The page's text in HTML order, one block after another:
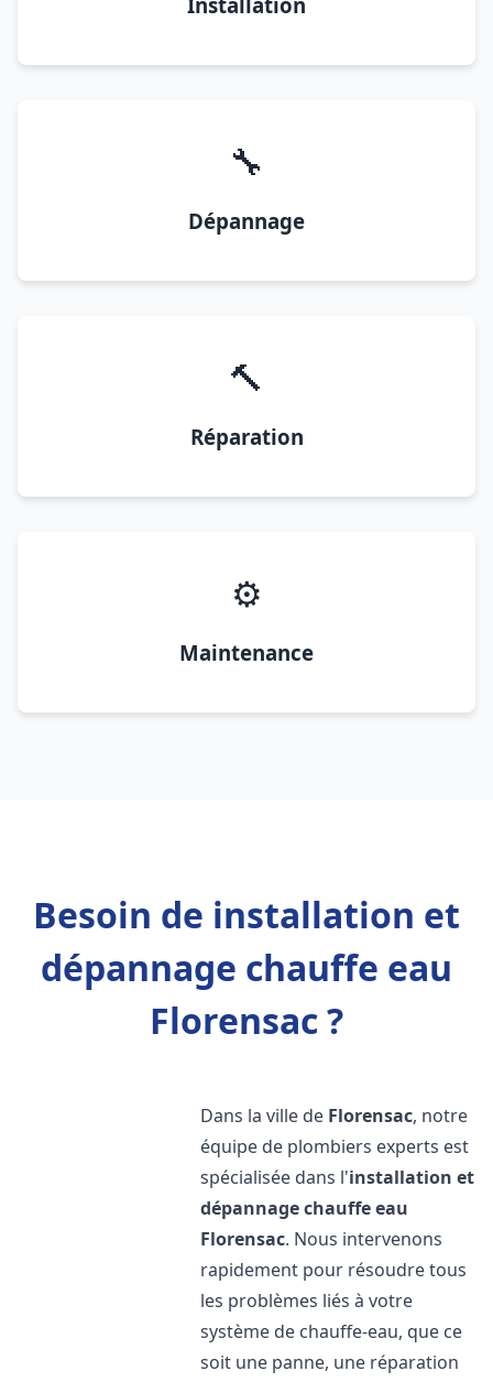
🔧
Dépannage
🔨
Réparation
⚙️
Maintenance
Besoin de installation et
dépannage chauffe eau
Florensac ?
Dans la ville de Florensac, notre
équipe de plombiers experts est
spécialisée dans l'installation et
dépannage chauffe eau
Florensac. Nous intervenons
rapidement pour résoudre tous
les problèmes liés à votre
système de chauffe-eau, que ce
soit une panne, une réparation